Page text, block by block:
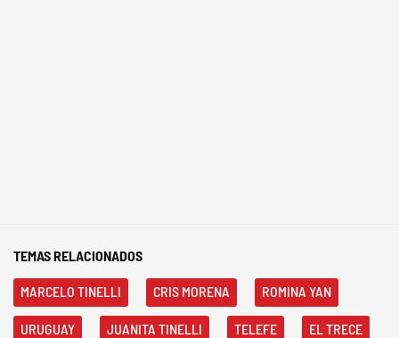
TEMAS RELACIONADOS
MARCELO TINELLI CRIS MORENA ROMINA YAN
URUGUAY JUANITA TINELLI TELEFE EL TRECE